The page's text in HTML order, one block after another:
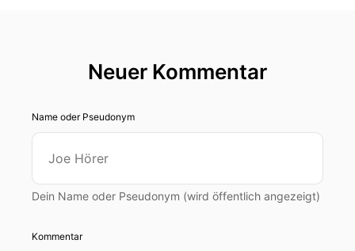
Neuer Kommentar
Name oder Pseudonym
Dein Name oder Pseudonym (wird öffentlich angezeigt)
Kommentar